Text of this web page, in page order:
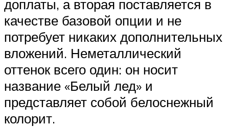
доплаты, а вторая поставляется в
качестве базовой опции и не
потребует никаких дополнительных
вложений. Неметаллический
оттенок всего один: он носит
название «Белый лед» и
представляет собой белоснежный
колорит.